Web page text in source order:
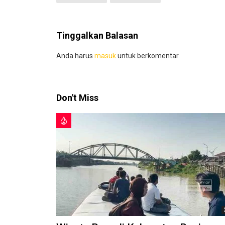
Tinggalkan Balasan
Anda harus masukuntuk berkomentar.
Don't Miss